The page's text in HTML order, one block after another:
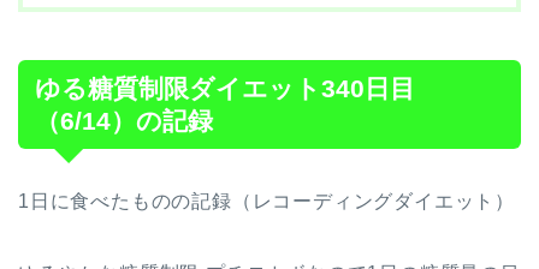
ゆる糖質制限ダイエット340日目
（6/14）の記録
1日に食べたものの記録（レコーディングダイエット）